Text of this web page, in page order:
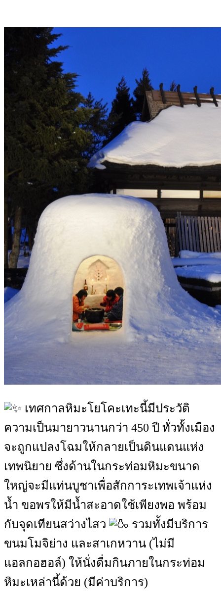
เทศกาลหิมะโยโคะเทะนี้มีประวัติ
ความเป็นมายาวนานกว่า 450 ปี ทั่วทั้งเมือง
จะถูกแปลงโฉมให้กลายเป็นดินแดนแห่ง
เทพนิยาย ซึ่งด้านในกระท่อมหิมะขนาด
ใหญ่จะมีแท่นบูชาเพื่อสักการะเทพเจ้าแห่ง
น้ำ ขอพรให้มีน้ำสะอาดใช้เพียงพอ พร้อม
กับจุดเทียนสว่างไสว
รวมทั้งมีบริการ
ขนมโมจิย่าง และสาเกหวาน (ไม่มี
แอลกอฮอล์) ให้นั่งดื่มกินภายในกระท่อม
หิมะเหล่านี้ด้วย (มีค่าบริการ)